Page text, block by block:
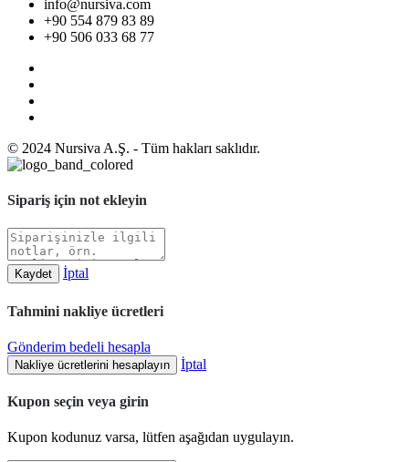
info@nursiva.com
+90 554 879 83 89
+90 506 033 68 77
© 2024 Nursiva A.Ş. - Tüm hakları saklıdır.
Sipariş için not ekleyin
Kaydet İptal
Tahmini nakliye ücretleri
Gönderim bedeli hesapla
Nakliye ücretlerini hesaplayın İptal
Kupon seçin veya girin
Kupon kodunuz varsa, lütfen aşağıdan uygulayın.